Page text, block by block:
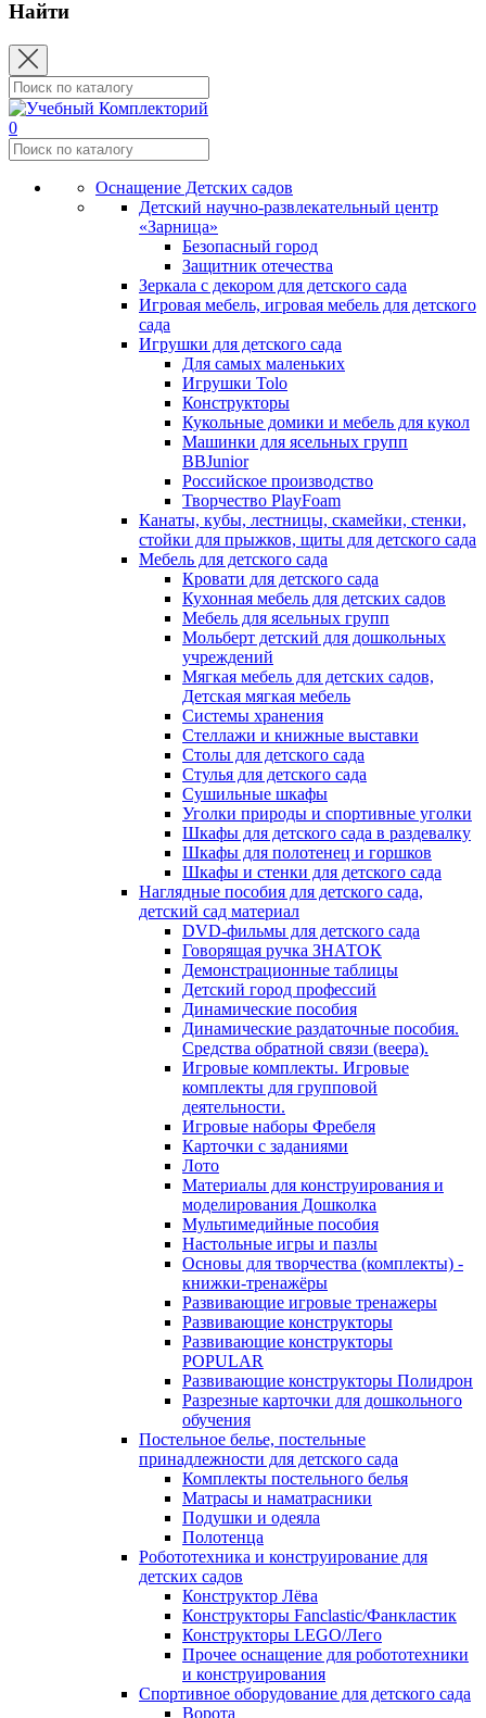
Найти
0
Оснащение Детских садов
Детский научно-развлекательный центр
«Зарница»
Безопасный город
Защитник отечества
Зеркала с декором для детского сада
Игровая мебель, игровая мебель для детского
сада
Игрушки для детского сада
Для самых маленьких
Игрушки Tolo
Конструкторы
Кукольные домики и мебель для кукол
Машинки для ясельных групп
BBJunior
Российское производство
Творчество PlayFoam
Канаты, кубы, лестницы, скамейки, стенки,
стойки для прыжков, щиты для детского сада
Мебель для детского сада
Кровати для детского сада
Кухонная мебель для детских садов
Мебель для ясельных групп
Мольберт детский для дошкольных
учреждений
Мягкая мебель для детских садов,
Детская мягкая мебель
Системы хранения
Стеллажи и книжные выставки
Столы для детского сада
Стулья для детского сада
Сушильные шкафы
Уголки природы и спортивные уголки
Шкафы для детского сада в раздевалку
Шкафы для полотенец и горшков
Шкафы и стенки для детского сада
Наглядные пособия для детского сада,
детский сад материал
DVD-фильмы для детского сада
Говорящая ручка ЗНАТОК
Демонстрационные таблицы
Детский город профессий
Динамические пособия
Динамические раздаточные пособия.
Средства обратной связи (веера).
Игровые комплекты. Игровые
комплекты для групповой
деятельности.
Игровые наборы Фребеля
Карточки с заданиями
Лото
Материалы для конструирования и
моделирования Дошколка
Мультимедийные пособия
Настольные игры и пазлы
Основы для творчества (комплекты) -
книжки-тренажёры
Развивающие игровые тренажеры
Развивающие конструкторы
Развивающие конструкторы
POPULAR
Развивающие конструкторы Полидрон
Разрезные карточки для дошкольного
обучения
Постельное белье, постельные
принадлежности для детского сада
Комплекты постельного белья
Матрасы и наматрасники
Подушки и одеяла
Полотенца
Робототехника и конструирование для
детских садов
Конструктор Лёва
Конструкторы Fanclastic/Фанкластик
Конструкторы LEGO/Лего
Прочее оснащение для робототехники
и конструирования
Спортивное оборудование для детского сада
Ворота